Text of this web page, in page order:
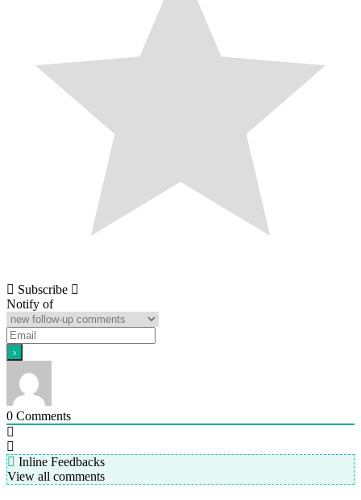
Subscribe
Notify of
0 Comments
Inline Feedbacks
View all comments